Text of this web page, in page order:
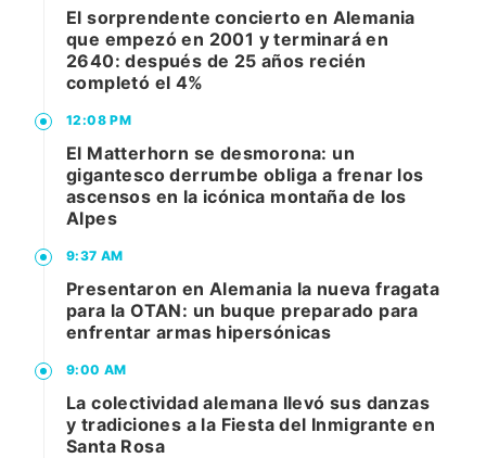
El sorprendente concierto en Alemania
que empezó en 2001 y terminará en
2640: después de 25 años recién
completó el 4%
12:08 PM
El Matterhorn se desmorona: un
gigantesco derrumbe obliga a frenar los
ascensos en la icónica montaña de los
Alpes
9:37 AM
Presentaron en Alemania la nueva fragata
para la OTAN: un buque preparado para
enfrentar armas hipersónicas
9:00 AM
La colectividad alemana llevó sus danzas
y tradiciones a la Fiesta del Inmigrante en
Santa Rosa